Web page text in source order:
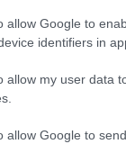
allow Google to
identifiers in
allow my user data
allow Google to